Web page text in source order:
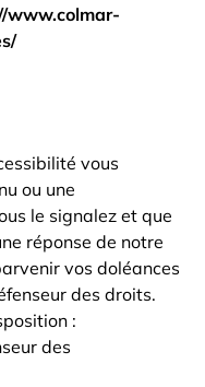
www.colmar-
vous
ou une
le signalez et que
réponse de notre
vos doléances
des droits.
:
des